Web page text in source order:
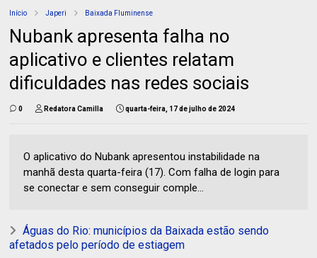
Início Japeri Baixada Fluminense
Nubank apresenta falha no
aplicativo e clientes relatam
dificuldades nas redes sociais
0 Redatora Camilla quarta-feira, 17 de julho de 2024
O aplicativo do Nubank apresentou instabilidade na
manhã desta quarta-feira (17). Com falha de login para
se conectar e sem conseguir comple...
Águas do Rio: municípios da Baixada estão sendo
afetados pelo período de estiagem